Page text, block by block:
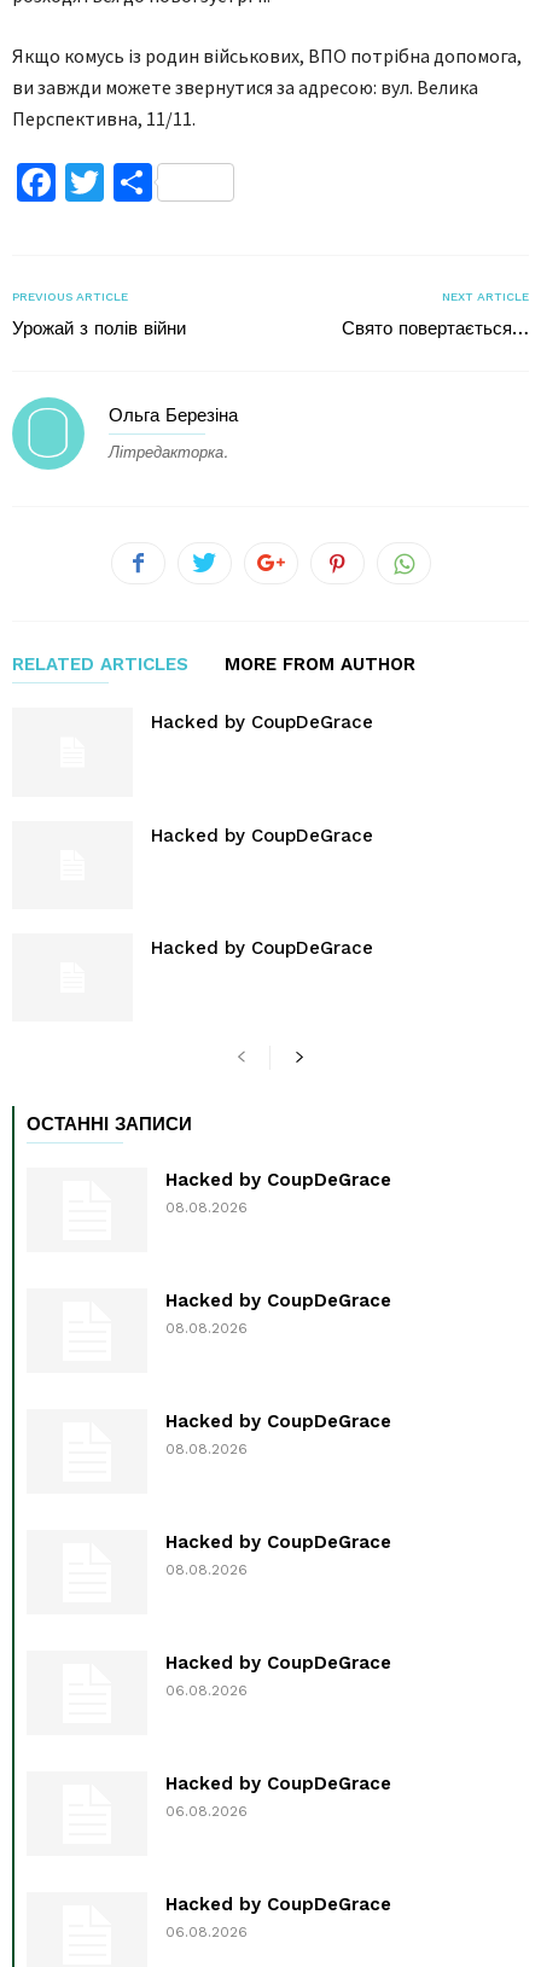
Якщо комусь із родин військових, ВПО потрібна допомога,
ви завжди можете звернутися за адресою: вул. Велика
Перспективна, 11/11.
Facebook
TwitterПоділитися
PREVIOUS ARTICLE
Урожай з полів війни
NEXT ARTICLE
Свято повертається…
Ольга Березіна
Літредакторка.
RELATED ARTICLES MORE FROM AUTHOR
Hacked by CoupDeGrace
Hacked by CoupDeGrace
Hacked by CoupDeGrace
ОСТАННІ ЗАПИСИ
Hacked by CoupDeGrace
08.08.2026
Hacked by CoupDeGrace
08.08.2026
Hacked by CoupDeGrace
08.08.2026
Hacked by CoupDeGrace
08.08.2026
Hacked by CoupDeGrace
06.08.2026
Hacked by CoupDeGrace
06.08.2026
Hacked by CoupDeGrace
06.08.2026